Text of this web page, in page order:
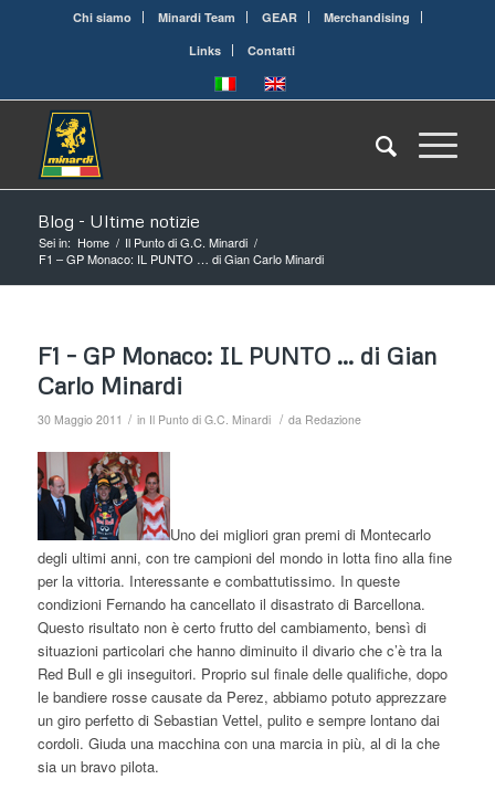
Chi siamo Minardi Team GEAR
Merchandising
Links
Contatti
Blog - Ultime notizie
Sei in: Home / Il Punto di G.C. Minardi /
F1 – GP Monaco: IL PUNTO … di Gian Carlo Minardi
F1 – GP Monaco: IL PUNTO … di Gian
Carlo Minardi
30 Maggio 2011 / in Il Punto di G.C. Minardi / da Redazione
Uno dei migliori gran premi di Montecarlo
degli ultimi anni, con tre campioni del mondo in lotta fino alla fine
per la vittoria. Interessante e combattutissimo. In queste
condizioni Fernando ha cancellato il disastrato di Barcellona.
Questo risultato non è certo frutto del cambiamento, bensì di
situazioni particolari che hanno diminuito il divario che c’è tra la
Red Bull e gli inseguitori. Proprio sul finale delle qualifiche, dopo
le bandiere rosse causate da Perez, abbiamo potuto apprezzare
un giro perfetto di Sebastian Vettel, pulito e sempre lontano dai
cordoli. Giuda una macchina con una marcia in più, al di la che
sia un bravo pilota.